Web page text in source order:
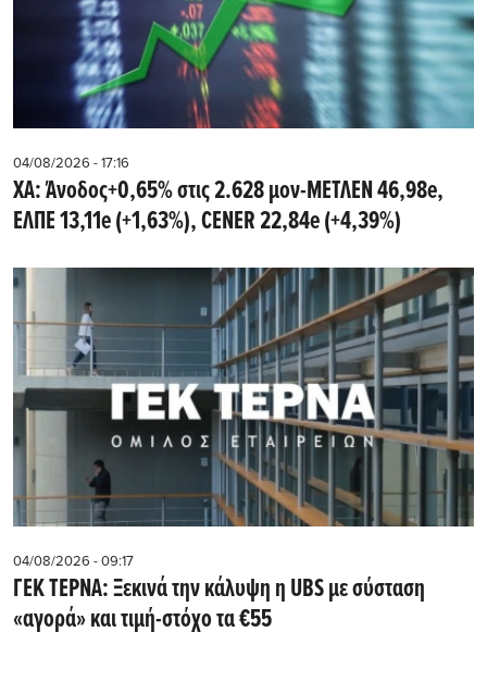
04/08/2026 - 17:16
ΧΑ: Άνοδος+0,65% στις 2.628 μον-ΜΕΤΛΕΝ 46,98e,
ΕΛΠΕ 13,11e (+1,63%), CENER 22,84e (+4,39%)
04/08/2026 - 09:17
ΓΕΚ ΤΕΡΝΑ: Ξεκινά την κάλυψη η UBS με σύσταση
«αγορά» και τιμή-στόχο τα €55